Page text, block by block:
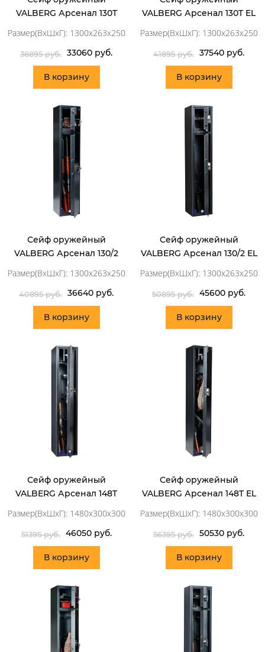
VALBERG Арсенал 130T
Размер(ВхШхГ): 1300x263x250
36895 руб. 33060 руб.
В корзину
VALBERG Арсенал 130T EL
Размер(ВхШхГ): 1300x263x250
41895 руб. 37540 руб.
В корзину
Сейф оружейный
VALBERG Арсенал 130/2
Размер(ВхШхГ): 1300x263x250
40895 руб. 36640 руб.
В корзину
Сейф оружейный
VALBERG Арсенал 130/2 EL
Размер(ВхШхГ): 1300x263x250
50895 руб. 45600 руб.
В корзину
Сейф оружейный
VALBERG Арсенал 148T
Размер(ВхШхГ): 1480x300x300
51395 руб. 46050 руб.
В корзину
Сейф оружейный
VALBERG Арсенал 148T EL
Размер(ВхШхГ): 1480x300x300
56395 руб. 50530 руб.
В корзину